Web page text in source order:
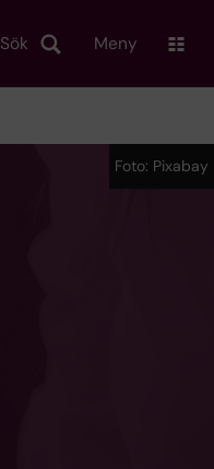
Sök Meny
Foto: Pixabay